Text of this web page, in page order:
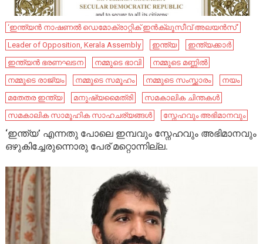
‘ഇന്ത്യന്‍ നാഷണല്‍ ഡെമോക്രാറ്റിക് ഇന്‍ക്ലൂസീവ് അലയന്‍സ്’
Leader of Opposition, Kerala Assembly
ഇന്ത്യ
ഇന്ത്യക്കാർ
ഇന്ത്യൻ ഭരണഘടന
നമ്മുടെ ഭാവി
നമ്മുടെ മണ്ണിൽ
നമ്മുടെ രാജ്യം
നമ്മുടെ സമൂഹം നമ്മുടെ സംസ്ക്കാരം
നയം
മതേതര ഇന്ത്യ
മ​നു​ഷ്യ​മൈ​ത്രി
സമകാലിക ചിന്തകൾ
സമകാലിക സാമൂഹിക സാഹചര്യങ്ങൾ
സ്നേഹവും അഭിമാനവും
‘ഇന്ത്യ’ എന്നതു പോലെ ഇമ്പവും സ്നേഹവും അഭിമാനവും
ഒഴുകിച്ചേരുന്നൊരു പേര് മറ്റൊന്നില്ല.